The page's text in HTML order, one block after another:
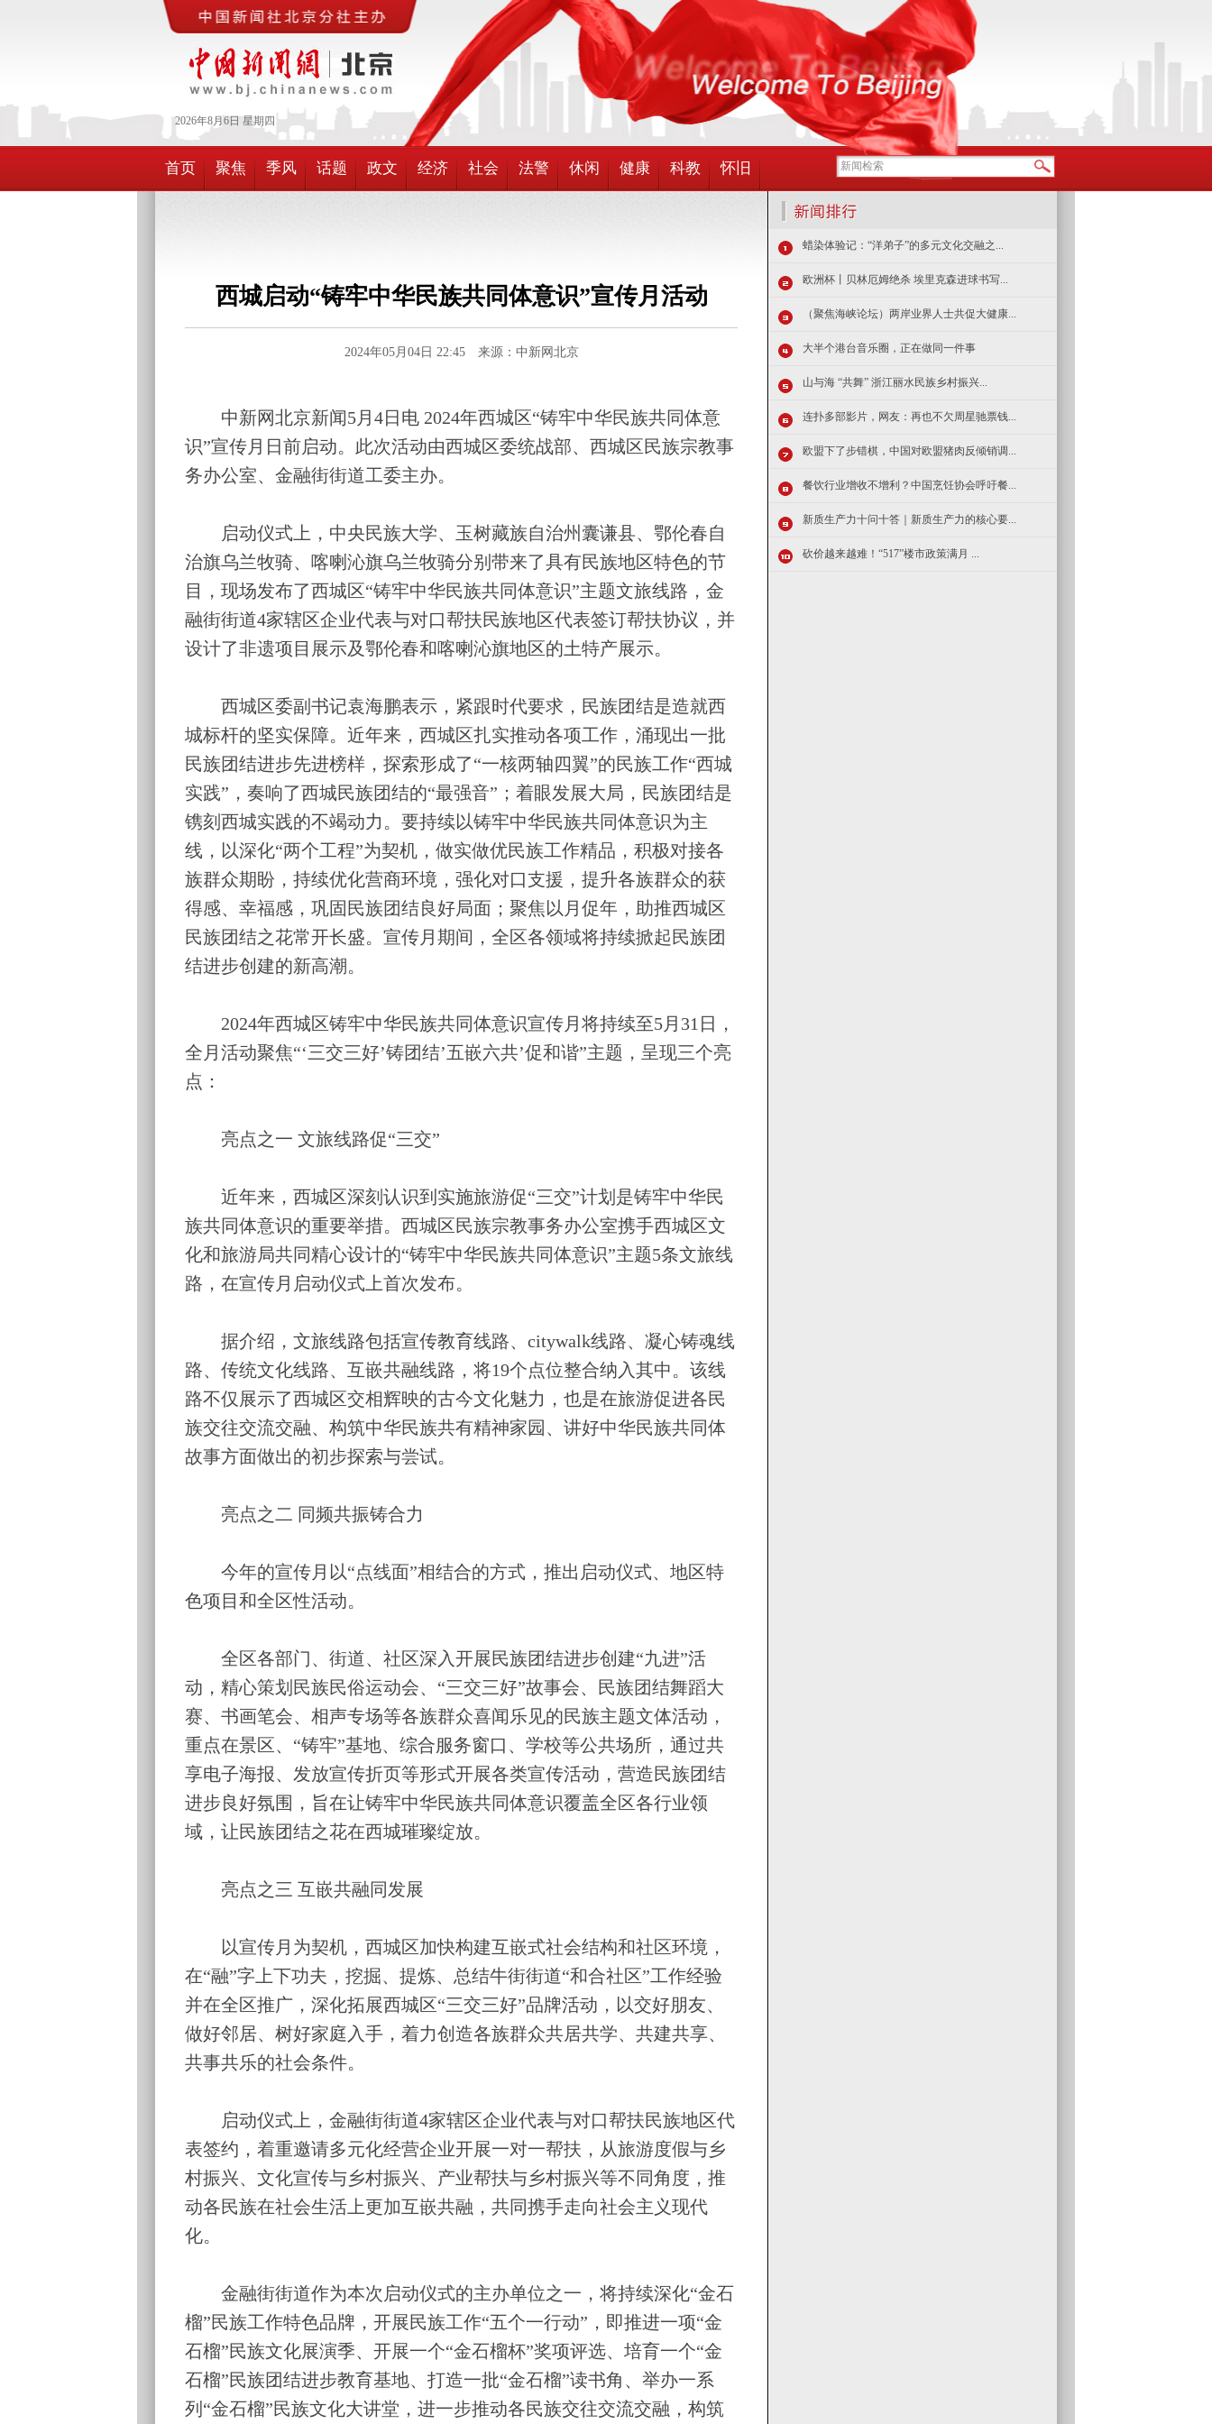
2026年8月 6日 星期四
首页 聚焦 季风 话题 政文 经济 社会 法警 休闲 健康 科教 怀旧
西城启动“铸牢中华民族共同体意识”宣传月活动
2024年05月04日 22:45 来源：中新网北京
中新网北京新闻5月4日电 2024年西城区“铸牢中华民族共同体意
识”宣传月日前启动。此次活动由西城区委统战部、西城区民族宗教事
务办公室、金融街街道工委主办。
启动仪式上，中央民族大学、玉树藏族自治州囊谦县、鄂伦春自
治旗乌兰牧骑、喀喇沁旗乌兰牧骑分别带来了具有民族地区特色的节
目，现场发布了西城区“铸牢中华民族共同体意识”主题文旅线路，金
融街街道4家辖区企业代表与对口帮扶民族地区代表签订帮扶协议，并
设计了非遗项目展示及鄂伦春和喀喇沁旗地区的土特产展示。
西城区委副书记袁海鹏表示，紧跟时代要求，民族团结是造就西
城标杆的坚实保障。近年来，西城区扎实推动各项工作，涌现出一批
民族团结进步先进榜样，探索形成了“一核两轴四翼”的民族工作“西城
实践”，奏响了西城民族团结的“最强音”；着眼发展大局，民族团结是
镌刻西城实践的不竭动力。要持续以铸牢中华民族共同体意识为主
线，以深化“两个工程”为契机，做实做优民族工作精品，积极对接各
族群众期盼，持续优化营商环境，强化对口支援，提升各族群众的获
得感、幸福感，巩固民族团结良好局面；聚焦以月促年，助推西城区
民族团结之花常开长盛。宣传月期间，全区各领域将持续掀起民族团
结进步创建的新高潮。
2024年西城区铸牢中华民族共同体意识宣传月将持续至5月31日，
全月活动聚焦“‘三交三好’铸团结’五嵌六共’促和谐”主题，呈现三个亮
点：
亮点之一 文旅线路促“三交”
近年来，西城区深刻认识到实施旅游促“三交”计划是铸牢中华民
族共同体意识的重要举措。西城区民族宗教事务办公室携手西城区文
化和旅游局共同精心设计的“铸牢中华民族共同体意识”主题5条文旅线
路，在宣传月启动仪式上首次发布。
据介绍，文旅线路包括宣传教育线路、citywalk线路、凝心铸魂线
路、传统文化线路、互嵌共融线路，将19个点位整合纳入其中。该线
路不仅展示了西城区交相辉映的古今文化魅力，也是在旅游促进各民
族交往交流交融、构筑中华民族共有精神家园、讲好中华民族共同体
故事方面做出的初步探索与尝试。
亮点之二 同频共振铸合力
今年的宣传月以“点线面”相结合的方式，推出启动仪式、地区特
色项目和全区性活动。
全区各部门、街道、社区深入开展民族团结进步创建“九进”活
动，精心策划民族民俗运动会、“三交三好”故事会、民族团结舞蹈大
赛、书画笔会、相声专场等各族群众喜闻乐见的民族主题文体活动，
重点在景区、“铸牢”基地、综合服务窗口、学校等公共场所，通过共
享电子海报、发放宣传折页等形式开展各类宣传活动，营造民族团结
进步良好氛围，旨在让铸牢中华民族共同体意识覆盖全区各行业领
域，让民族团结之花在西城璀璨绽放。
亮点之三 互嵌共融同发展
以宣传月为契机，西城区加快构建互嵌式社会结构和社区环境，
在“融”字上下功夫，挖掘、提炼、总结牛街街道“和合社区”工作经验
并在全区推广，深化拓展西城区“三交三好”品牌活动，以交好朋友、
做好邻居、树好家庭入手，着力创造各族群众共居共学、共建共享、
共事共乐的社会条件。
启动仪式上，金融街街道4家辖区企业代表与对口帮扶民族地区代
表签约，着重邀请多元化经营企业开展一对一帮扶，从旅游度假与乡
村振兴、文化宣传与乡村振兴、产业帮扶与乡村振兴等不同角度，推
动各民族在社会生活上更加互嵌共融，共同携手走向社会主义现代
化。
金融街街道作为本次启动仪式的主办单位之一，将持续深化“金石
榴”民族工作特色品牌，开展民族工作“五个一行动”，即推进一项“金
石榴”民族文化展演季、开展一个“金石榴杯”奖项评选、培育一个“金
石榴”民族团结进步教育基地、打造一批“金石榴”读书角、举办一系
列“金石榴”民族文化大讲堂，进一步推动各民族交往交流交融，构筑
蜡染体验记：“洋弟子”的多元文化交融之...
欧洲杯丨贝林厄姆绝杀 埃里克森进球书写...
（聚焦海峡论坛）两岸业界人士共促大健康...
大半个港台音乐圈，正在做同一件事
山与海 “共舞” 浙江丽水民族乡村振兴...
连扑多部影片，网友：再也不欠周星驰票钱...
欧盟下了步错棋，中国对欧盟猪肉反倾销调...
餐饮行业增收不增利？中国烹饪协会呼吁餐...
新质生产力十问十答｜新质生产力的核心要...
砍价越来越难！“517”楼市政策满月 ...